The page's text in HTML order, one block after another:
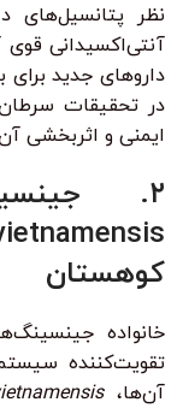
نظر پتانسیل‌های
آنتی‌اکسیدانی قوی
داروهای جدید برای
در تحقیقات سرطان
ایمنی و اثربخشی
کوهستان
تقویت‌کننده
آن‌ها،